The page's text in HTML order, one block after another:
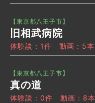
【東京都八王子市】
旧相武病院
体験談：1件 動画：5本
【東京都八王子市】
真の道
体験談：0件 動画：8本